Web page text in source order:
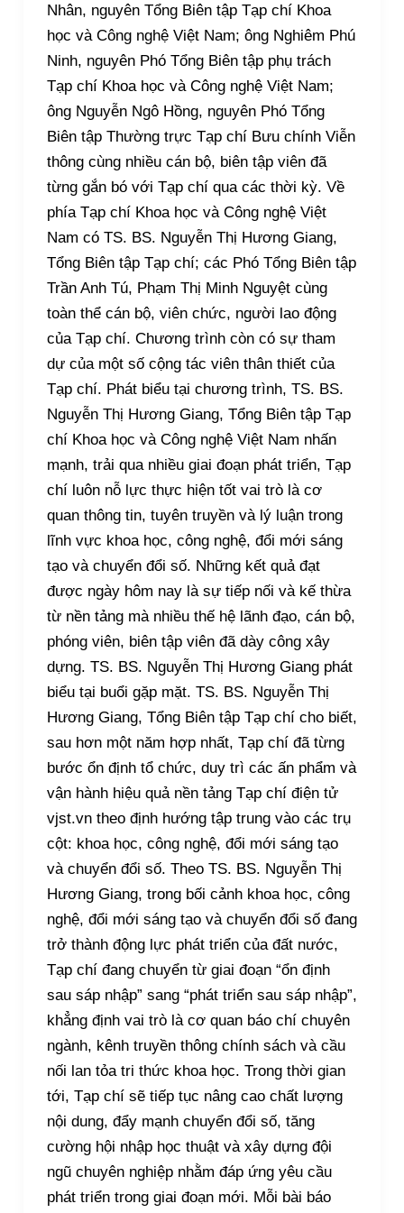
Nhân, nguyên Tổng Biên tập Tạp chí Khoa
học và Công nghệ Việt Nam; ông Nghiêm Phú
Ninh, nguyên Phó Tổng Biên tập phụ trách
Tạp chí Khoa học và Công nghệ Việt Nam;
ông Nguyễn Ngô Hồng, nguyên Phó Tổng
Biên tập Thường trực Tạp chí Bưu chính Viễn
thông cùng nhiều cán bộ, biên tập viên đã
từng gắn bó với Tạp chí qua các thời kỳ. Về
phía Tạp chí Khoa học và Công nghệ Việt
Nam có TS. BS. Nguyễn Thị Hương Giang,
Tổng Biên tập Tạp chí; các Phó Tổng Biên tập
Trần Anh Tú, Phạm Thị Minh Nguyệt cùng
toàn thể cán bộ, viên chức, người lao động
của Tạp chí. Chương trình còn có sự tham
dự của một số cộng tác viên thân thiết của
Tạp chí. Phát biểu tại chương trình, TS. BS.
Nguyễn Thị Hương Giang, Tổng Biên tập Tạp
chí Khoa học và Công nghệ Việt Nam nhấn
mạnh, trải qua nhiều giai đoạn phát triển, Tạp
chí luôn nỗ lực thực hiện tốt vai trò là cơ
quan thông tin, tuyên truyền và lý luận trong
lĩnh vực khoa học, công nghệ, đổi mới sáng
tạo và chuyển đổi số. Những kết quả đạt
được ngày hôm nay là sự tiếp nối và kế thừa
từ nền tảng mà nhiều thế hệ lãnh đạo, cán bộ,
phóng viên, biên tập viên đã dày công xây
dựng. TS. BS. Nguyễn Thị Hương Giang phát
biểu tại buổi gặp mặt. TS. BS. Nguyễn Thị
Hương Giang, Tổng Biên tập Tạp chí cho biết,
sau hơn một năm hợp nhất, Tạp chí đã từng
bước ổn định tổ chức, duy trì các ấn phẩm và
vận hành hiệu quả nền tảng Tạp chí điện tử
vjst.vn theo định hướng tập trung vào các trụ
cột: khoa học, công nghệ, đổi mới sáng tạo
và chuyển đổi số. Theo TS. BS. Nguyễn Thị
Hương Giang, trong bối cảnh khoa học, công
nghệ, đổi mới sáng tạo và chuyển đổi số đang
trở thành động lực phát triển của đất nước,
Tạp chí đang chuyển từ giai đoạn “ổn định
sau sáp nhập” sang “phát triển sau sáp nhập”,
khẳng định vai trò là cơ quan báo chí chuyên
ngành, kênh truyền thông chính sách và cầu
nối lan tỏa tri thức khoa học. Trong thời gian
tới, Tạp chí sẽ tiếp tục nâng cao chất lượng
nội dung, đẩy mạnh chuyển đổi số, tăng
cường hội nhập học thuật và xây dựng đội
ngũ chuyên nghiệp nhằm đáp ứng yêu cầu
phát triển trong giai đoạn mới. Mỗi bài báo